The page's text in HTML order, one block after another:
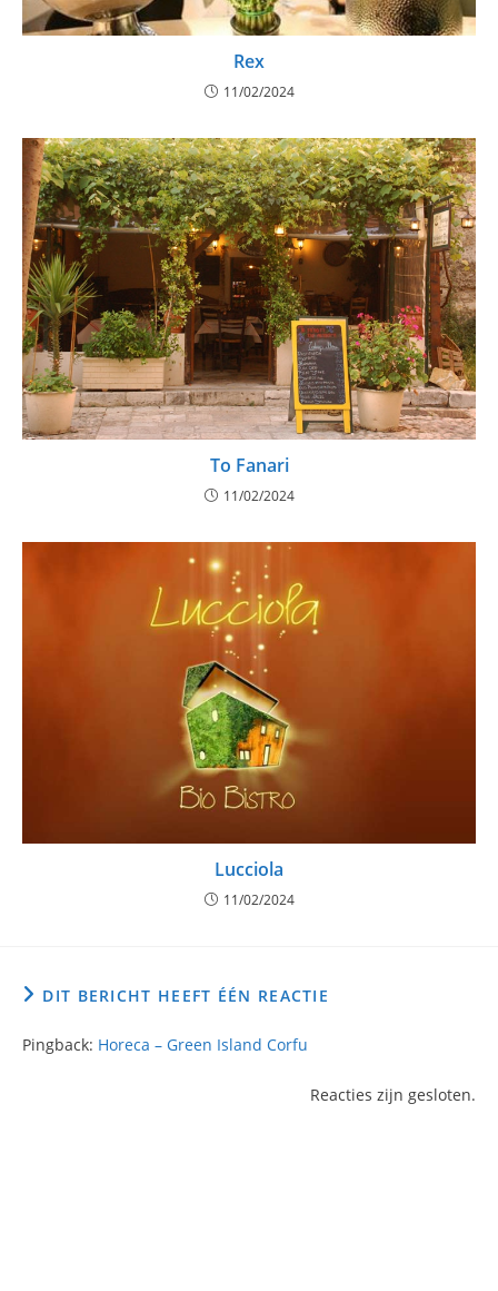
Rex
11/02/2024
To Fanari
11/02/2024
Lucciola
11/02/2024
DIT BERICHT HEEFT ÉÉN REACTIE
Pingback: Horeca – Green Island Corfu
Reacties zijn gesloten.